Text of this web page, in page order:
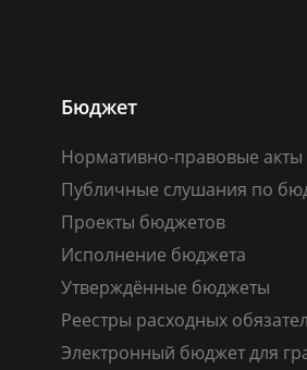
Бюджет
Нормативно-правовые
Публичные слушания по
Проекты бюджетов
Исполнение бюджета
Утверждённые бюджеты
Реестры расходных
Электронный бюджет для